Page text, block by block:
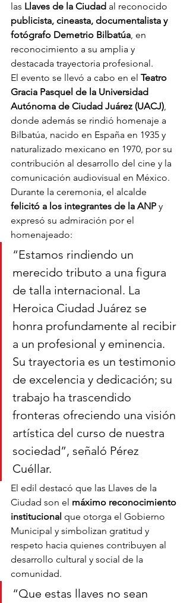
las Llaves de la Ciudad al reconocido
publicista, cineasta, documentalista y
fotógrafo Demetrio Bilbatúa, en
reconocimiento a su amplia y
destacada trayectoria profesional.
El evento se llevó a cabo en el Teatro
Gracia Pasquel de la Universidad
Autónoma de Ciudad Juárez (UACJ),
donde además se rindió homenaje a
Bilbatúa, nacido en España en 1935 y
naturalizado mexicano en 1970, por su
contribución al desarrollo del cine y la
comunicación audiovisual en México.
Durante la ceremonia, el alcalde
felicitó a los integrantes de la ANP y
expresó su admiración por el
homenajeado:
“Estamos rindiendo un
merecido tributo a una figura
de talla internacional. La
Heroica Ciudad Juárez se
honra profundamente al recibir
a un profesional y eminencia.
Su trayectoria es un testimonio
de excelencia y dedicación; su
trabajo ha trascendido
fronteras ofreciendo una visión
artística del curso de nuestra
sociedad”, señaló Pérez
Cuéllar.
El edil destacó que las Llaves de la
Ciudad son el máximo reconocimiento
institucional que otorga el Gobierno
Municipal y simbolizan gratitud y
respeto hacia quienes contribuyen al
desarrollo cultural y social de la
comunidad.
“Que estas llaves no sean